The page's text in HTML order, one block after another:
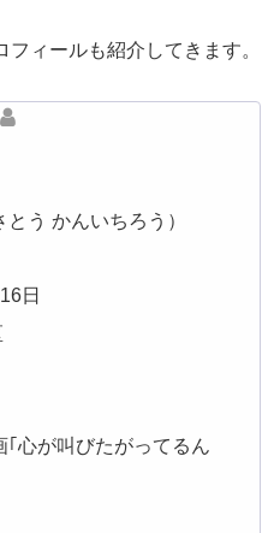
ィールも紹介してきます。
う かんいちろう）
日
心が叫びたがってるん